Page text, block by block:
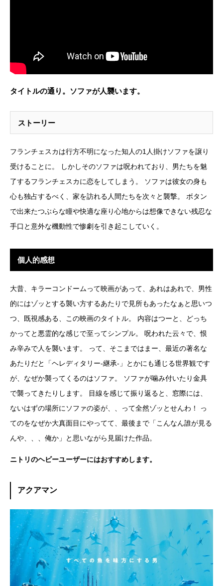
タイトルの通り。ソファが人襲います。
ストーリー
フランチェスカは行方不明になった知人の1人掛けソファを譲り
受けることに。 しかしそのソファは呪われており、男たちを魅
了するフランチェスカに恋をしてしまう。 ソファは彼女の身も
心も独占するべく、家を訪れる人間たちを次々と襲撃。 ボタン
で出来たつぶらな瞳や快適な座り心地からは想像できない残忍な
手口と意外な機動性で惨劇を引き起こしていく。
個人的感想
大昔、キラーコンドームって映画があって、あれはあれで、男性
的にはゾッとする襲い方するあたりで見所もあったなぁと思いつ
つ、既視感ある、この映画のタイトル。 内容はつーと、どっち
かってと悪霊的な感じで至ってシンプル。 呪われた云々で、恨
み辛みで人を襲います。 って、そこまではまー、最近の著名な
あたりだと「ヘレディタリー-継承-」とかにも通じる世界観です
が、なぜか襲ってくるのはソファ。 ソファが噛み付いたり金具
で襲ってきたりします。 目線を感じて振り返ると、窓際には、
ないはずの場所にソファの姿が、、って全然ゾッとせんわ！ っ
てのをなぜか大真面目にやってて、最後まで「こんなん誰が見る
んや、、、俺か」と思いながら見届けた作品。
ニトリのヘビーユーザーにはおすすめします。
アクアマン